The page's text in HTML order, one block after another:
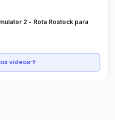
2 - Rota Rostock para
vídeos